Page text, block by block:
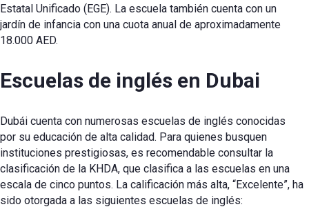
Estatal Unificado (EGE). La escuela también cuenta con un
jardín de infancia con una cuota anual de aproximadamente
18.000 AED.
Escuelas de inglés en Dubai
Dubái cuenta con numerosas escuelas de inglés conocidas
por su educación de alta calidad. Para quienes busquen
instituciones prestigiosas, es recomendable consultar la
clasificación de la KHDA, que clasifica a las escuelas en una
escala de cinco puntos. La calificación más alta, “Excelente”, ha
sido otorgada a las siguientes escuelas de inglés: